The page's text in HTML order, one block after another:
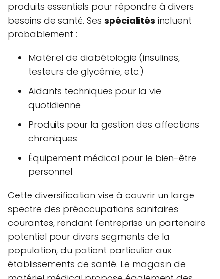
produits essentiels pour répondre à divers
besoins de santé. Ses spécialités incluent
probablement :
Matériel de diabétologie (insulines,
testeurs de glycémie, etc.)
Aidants techniques pour la vie
quotidienne
Produits pour la gestion des affections
chroniques
Équipement médical pour le bien-être
personnel
Cette diversification vise à couvrir un large
spectre des préoccupations sanitaires
courantes, rendant l'entreprise un partenaire
potentiel pour divers segments de la
population, du patient particulier aux
établissements de santé. Le magasin de